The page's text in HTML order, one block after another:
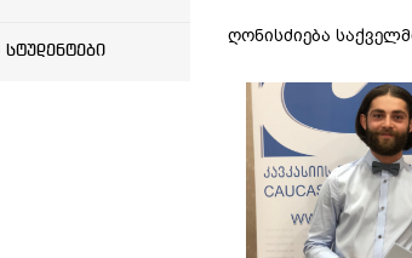
სტუდენტები
ღონისძიება